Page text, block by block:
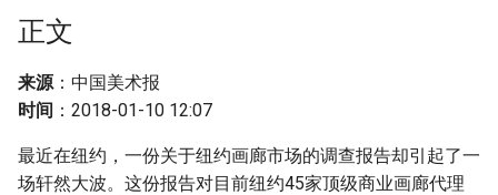
a
l
i
z
附加信息 [Processed Page
正文
来源：中国美术报
时间 ：2018-01-10 12:07
最近在纽约，一份关于纽约画廊市场的调查报告却引起了一
场轩然大波。这份报告对目前纽约45家顶级商业画廊代理